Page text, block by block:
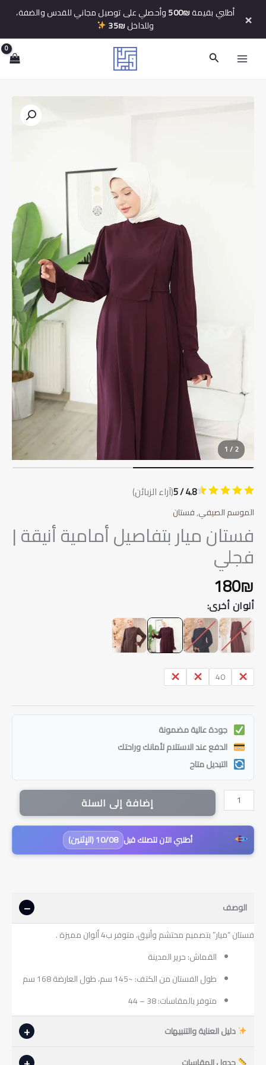
أطلبي بقيمة500₪وأحصلي على توصيل مجاني للقدس والضفة،
وللداخل35₪ ×
البحث
1 / 2
4.8 / 5 (آراء الزبائن)
الموسم الصيفي,فستان
فستان ميار بتفاصيل أمامية أنيقة |
فجلي
180₪
ألوان أخرى:
38
40
42
44
جودة عالية مضمونة
الدفع عند الاستلام لأمانك وراحتك
التبديل متاح
كمية
فستان
ميار
بتفاصيل
أمامية
إضافة إلى السلة
أطلبي الآن لتصلك قبل 10/08 (الإثنين)
الوصف
فستان “ميار” بتصميم محتشم وأنيق، متوفر ب4 ألوان مميزة .
القماش: حرير المدينة
طول الفستان من الكتف: ~145 سم، طول العارضة 168 سم
متوفر بالمقاسات: 38 – 44
دليل العناية والتنبيهات